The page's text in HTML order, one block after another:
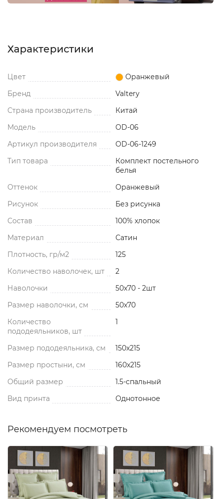
Характеристики
Цвет
Оранжевый
Бренд
Valtery
Страна производитель
Китай
Модель
OD-06
Артикул производителя
OD-06-1249
Тип товара
Комплект постельного
белья
Оттенок
Оранжевый
Рисунок
Без рисунка
Состав
100% хлопок
Материал
Сатин
Плотность, гр/м2
125
Количество наволочек, шт
2
Наволочки
50x70 - 2шт
Размер наволочки, см
50x70
Количество
пододеяльников, шт
1
Размер пододеяльника, см
150x215
Размер простыни, см
160x215
Общий размер
1.5-спальный
Вид принта
Однотонное
Рекомендуем посмотреть